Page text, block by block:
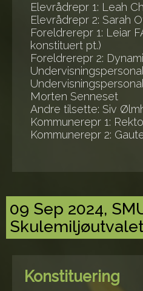
Elevrådrepr 1: Leah
Elevrådrepr 2: Sarah
Foreldrerepr 1: Leiar
konstituert pt.)
Foreldrerepr 2:
Morten Senneset
Andre tilsette: Siv
Kommunerepr 1:
Kommunerepr 2:
09 Sep 2024,
Konstituering